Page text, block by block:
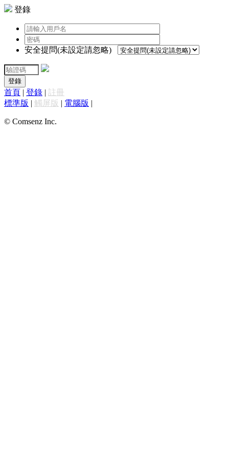
登錄
安全提問(未設定請忽略)
登錄
首頁 | 登錄 | 註冊
標準版 | 觸屏版 | 電腦版 |
© Comsenz Inc.